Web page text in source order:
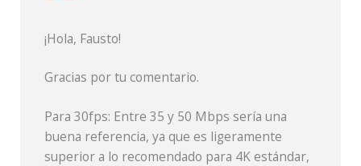
¡Hola, Fausto!
Gracias por tu comentario.
Para 30fps: Entre 35 y 50 Mbps sería una
buena referencia, ya que es ligeramente
superior a lo recomendado para 4K estándar,